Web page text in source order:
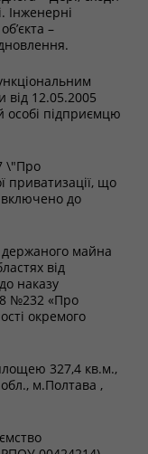
Інженерні
–
від 12.05.2005
особі підприємцю
\"Про
приватизації, що
включено до
держаного майна
від
наказу
№232 «Про
окремого
327,4 кв.м.,
м.Полтава ,